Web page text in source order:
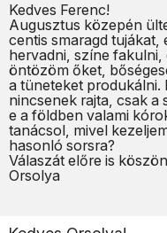
Kedves Ferenc!
Augusztus közepén
centis smaragd
hervadni, színe fakulni,
öntözöm őket,
a tüneteket
nincsenek rajta, csak a
e a földben valami
tanácsol, mivel
hasonló sorsra?
Válaszát előre is
Orsolya